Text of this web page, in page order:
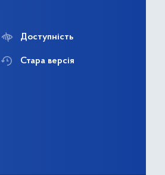
Доступність
Стара версія